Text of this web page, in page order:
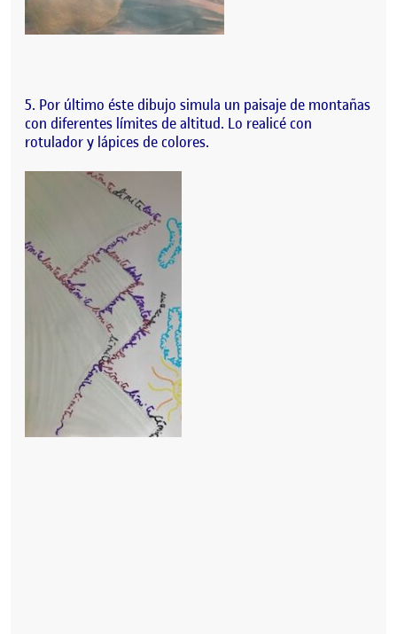
5. Por último éste dibujo simula un paisaje de montañas
con diferentes límites de altitud. Lo realicé con
rotulador y lápices de colores.